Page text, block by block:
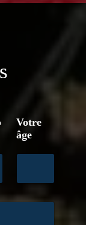
Votre
âge